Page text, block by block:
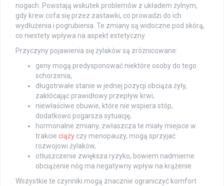
nogach. Powstają wskutek problemów z układem żylnym,
gdy krew cofa się przez zastawki, co prowadzi do ich
wydłużenia i pogrubienia. Te zmiany są widoczne pod skórą,
co niestety wpływa na aspekt estetyczny.
Przyczyny pojawienia się żylaków są zróżnicowane:
geny mogą predysponować niektóre osoby do tego
schorzenia,
długotrwałe stanie w jednej pozycji obciąża żyły,
zakłócając prawidłowy przepływ krwi,
niewłaściwe obuwie, które nie wspiera stóp,
dodatkowo pogarsza sytuację,
hormonalne zmiany, zwłaszcza te miały miejsce w
trakcie ciąży czy menopauzy, mogą sprzyjać
rozwojowi żylaków,
otłuszczenie zwiększa ryzyko, bowiem nadmierne
obciążenie nóg ma negatywny wpływ na krążenie.
Wszystkie te czynniki mogą znacznie ograniczyć komfort